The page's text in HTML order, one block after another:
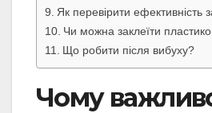
Як перевірити ефективність
Чи можна заклеїти
Що робити після вибуху?
Чому